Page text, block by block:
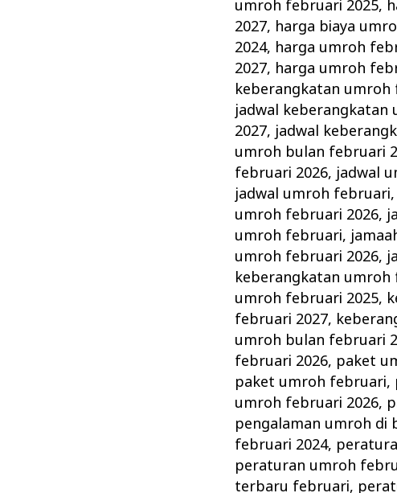
umroh februari 2025,
2027, harga biaya
2024, harga umroh
2027, harga umroh
keberangkatan umroh
jadwal keberangkatan
2027, jadwal
umroh bulan februari
februari 2026, jadwal
jadwal umroh februari,
umroh februari 2026,
umroh februari,
umroh februari 2026,
keberangkatan
umroh februari 2025,
februari 2027,
umroh bulan februari
februari 2026, paket
paket umroh februari,
umroh februari 2026,
pengalaman umroh di
februari 2024,
peraturan umroh
terbaru februari,